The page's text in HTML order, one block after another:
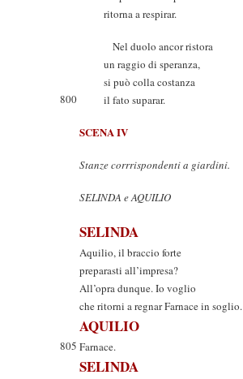
ritorna a respirar.
Nel duolo ancor ristora
un raggio di speranza,
si può colla costanza
800
il fato suparar.
SCENA IV
Stanze corrrispondenti a giardini.
SELINDA e AQUILIO
SELINDA
Aquilio, il braccio forte
preparasti all’impresa?
All’opra dunque. Io voglio
che ritorni a regnar Farnace in soglio.
AQUILIO
805 Farnace.
SELINDA